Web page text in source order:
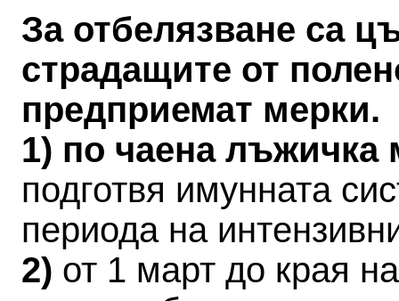
За отбелязване са
страдащите от
предприемат мерки.
1) по чаена
подготвя имунната
периода на
2) от 1 март до края